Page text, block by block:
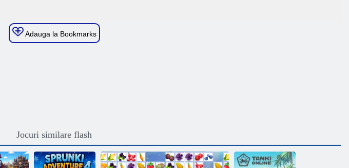
Adauga la Bookmarks
Jocuri similare flash